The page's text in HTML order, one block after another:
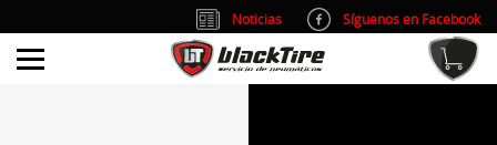
Noticias
Síguenos en Facebook
info@blacktire.es
Atención al cliente: L/V 9:00-14:00 y 15:00-19:00